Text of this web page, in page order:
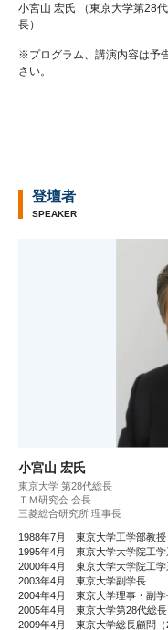
小宮山 宏氏 （東京大学第28
長）
※プログラム、講演内容は予
さい。
登壇者
SPEAKER
小宮山 宏氏
東京大学 第28代総長
ＴＭ研究会 会長
三菱総合研究所 理事長
1988年7月 東京大学工学部教授
1995年4月 東京大学大学院工学
2000年4月 東京大学大学院工学
2003年4月 東京大学副学長
2004年4月 東京大学理事・副学
2005年4月 東京大学第28代総長
2009年4月 東京大学総長顧問（